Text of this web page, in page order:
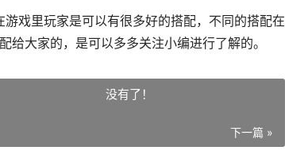
戏里玩家是可以有很多好的搭配，不同的搭配在
大家的，是可以多多关注小编进行了解的。
没有了！
下一篇 »